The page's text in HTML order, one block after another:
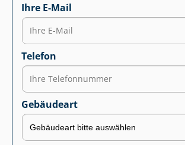
Ihre E-Mail
Telefon
Gebäudeart